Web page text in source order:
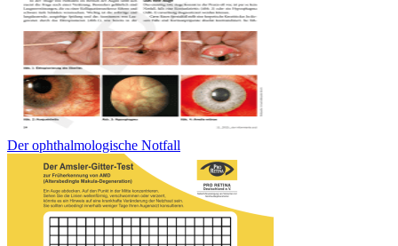
Der ophthalmologische Notfall